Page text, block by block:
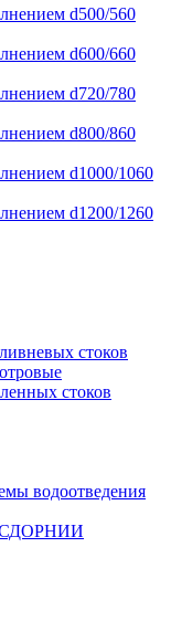
d500/560
d600/660
d720/780
d800/860
d1000/1060
d1200/1260
стоков
стоков
водоотведения